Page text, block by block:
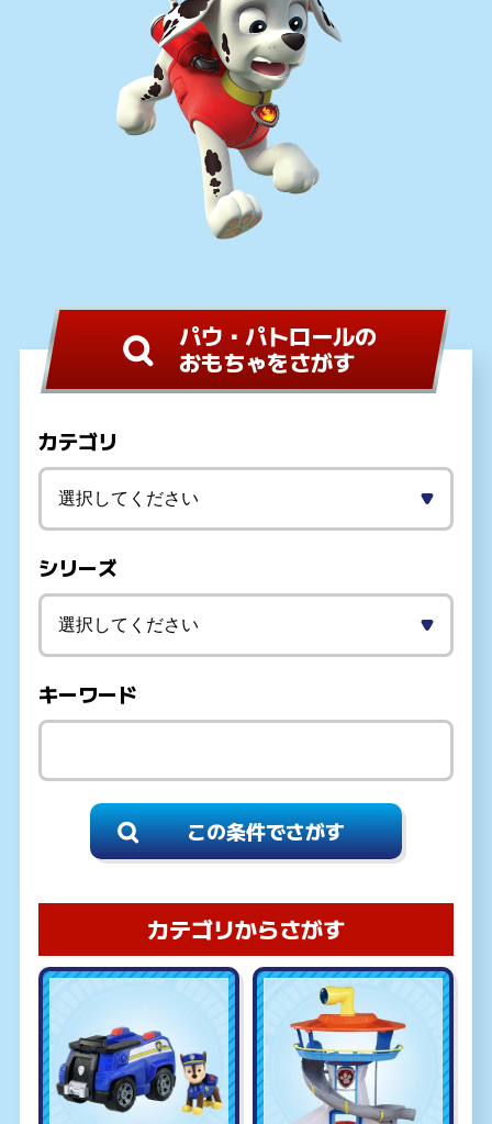
パウ・パトロールの
おもちゃをさがす
カテゴリ
シリーズ
キーワード
カテゴリからさがす